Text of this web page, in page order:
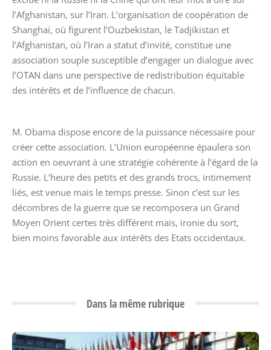
l’Afghanistan, sur l’Iran. L’organisation de coopération de
Shanghaï, où figurent l’Ouzbekistan, le Tadjikistan et
l’Afghanistan, où l’Iran a statut d’invité, constitue une
association souple susceptible d’engager un dialogue avec
l’OTAN dans une perspective de redistribution équitable
des intérêts et de l’influence de chacun.
M. Obama dispose encore de la puissance nécessaire pour
créer cette association. L’Union européenne épaulera son
action en oeuvrant à une stratégie cohérente à l’égard de la
Russie. L’heure des petits et des grands trocs, intimement
liés, est venue mais le temps presse. Sinon c’est sur les
décombres de la guerre que se recomposera un Grand
Moyen Orient certes très différent mais, ironie du sort,
bien moins favorable aux intérêts des Etats occidentaux.
Dans la même rubrique